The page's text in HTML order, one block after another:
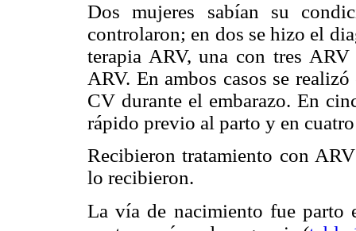
Dos mujeres sabían su
controlaron; en dos se hizo el
terapia ARV, una con tres
ARV. En ambos casos se
CV durante el embarazo. En
rápido previo al parto y en
Recibieron tratamiento con
lo recibieron.
La vía de nacimiento fue parto